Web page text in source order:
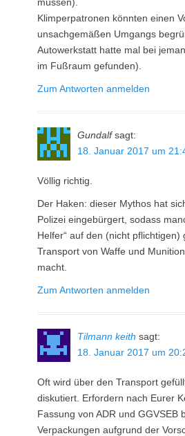
Klimperpatronen könnten einen
unsachgemäßen Umgangs
Autowerkstatt hatte mal bei
im Fußraum gefunden).
Zum Antworten anmelden
Gundalf sagt:
18. Januar 2017 um
Völlig richtig.
Der Haken: dieser Mythos hat
Polizei eingebürgert, sodass
Helfer“ auf den (nicht pflichtigen)
Transport von Waffe und
macht.
Zum Antworten anmelden
Tilmann keith sagt:
18. Januar 2017 um
Oft wird über den Transport
diskutiert. Erfordern nach Eurer
Fassung von ADR und GGVSEB
Verpackungen aufgrund der